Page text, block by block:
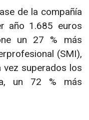
de la compañía
año 1.685 euros
un 27 % más
(SMI),
superados los
un 72 % más